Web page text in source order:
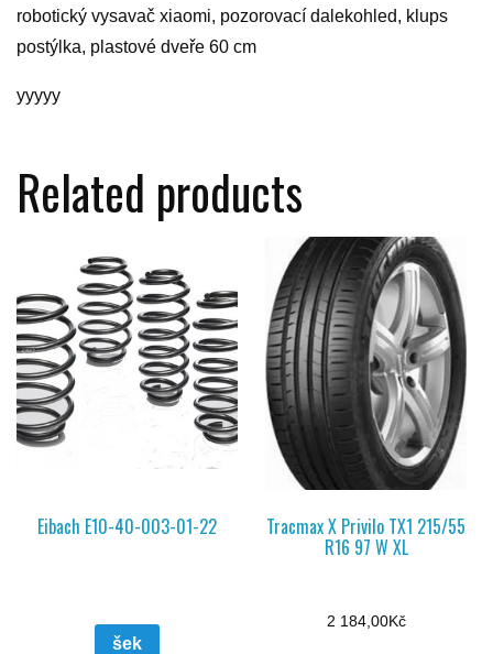
robotický vysavač xiaomi, pozorovací dalekohled, klups
postýlka, plastové dveře 60 cm
yyyyy
Related products
Eibach E10-40-003-01-22
šek
Tracmax X Privilo TX1 215/55
R16 97 W XL
2 184,00Kč